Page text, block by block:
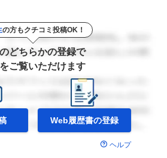
の方もクチコミ投稿OK！
どちらかの登録で
ご覧いただけます
Web履歴書の登録
ヘルプ